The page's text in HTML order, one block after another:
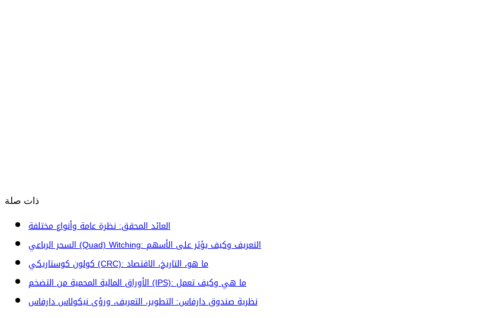
ذات صلة
العائد المحقق: نظرة عامة وأنواع مختلفة
السحر الرباعي (Quad) Witching: التعريف وكيف يؤثر على الأسهم
كولون كوستاريكي (CRC): ما هو، التاريخ، الاقتصاد
الأوراق المالية المحمية من التضخم (IPS): ما هي وكيف تعمل
نظرية صندوق دارفاس: التطوير، التعريف، ورؤى نيكولاس دارفاس